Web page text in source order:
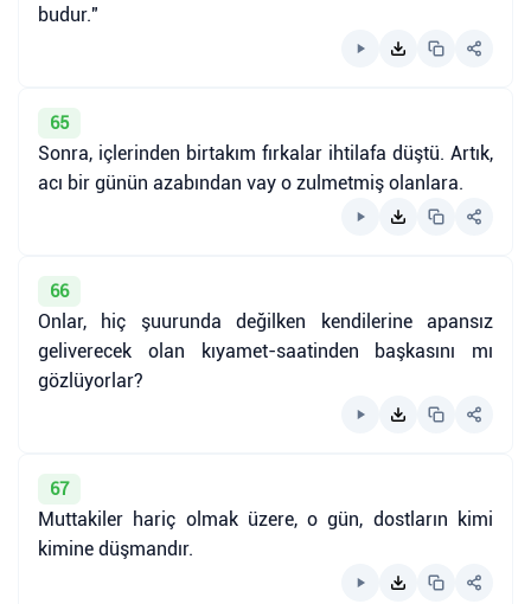
budur."
65
Sonra, içlerinden birtakım fırkalar ihtilafa düştü. Artık,
acı bir günün azabından vay o zulmetmiş olanlara.
66
Onlar, hiç şuurunda değilken kendilerine apansız
geliverecek olan kıyamet-saatinden başkasını mı
gözlüyorlar?
67
Muttakiler hariç olmak üzere, o gün, dostların kimi
kimine düşmandır.